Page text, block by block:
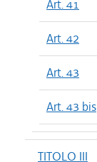
Art. 41
Art. 42
Art. 43
Art. 43 bis
TITOLO III